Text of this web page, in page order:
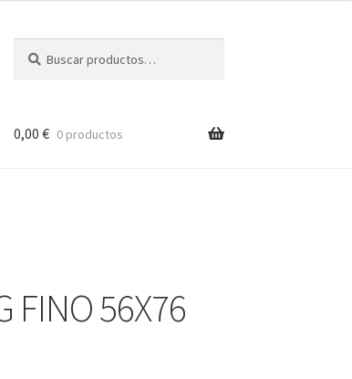
por:
0,00 € 0 productos
FINO 56X76